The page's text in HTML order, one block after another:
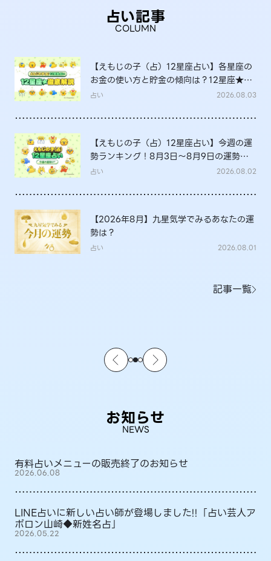
占い記事
COLUMN
【えもじの子（占）12星座占い】各星座の
お金の使い方と貯金の傾向は？12星座★徹
底解説
占い 2026.08.03
【えもじの子（占）12星座占い】今週の運
勢ランキング！8月3日～8月9日の運勢
は？
占い 2026.08.02
【2026年8月】九星気学でみるあなたの運
勢は？
占い 2026.08.01
記事一覧
お知らせ
NEWS
有料占いメニューの販売終了のお知らせ
2026.06.08
LINE占いに新しい占い師が登場しました!!「占い芸人ア
ポロン山崎◆新姓名占」
2026.05.22